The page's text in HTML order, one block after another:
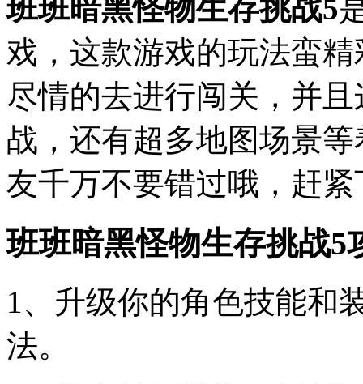
班班暗黑怪物生存挑战5
戏，这款游戏的玩法蛮
尽情的去进行闯关，并
战，还有超多地图场景
友千万不要错过哦，赶
班班暗黑怪物生存挑战5
1、升级你的角色技能和
法。